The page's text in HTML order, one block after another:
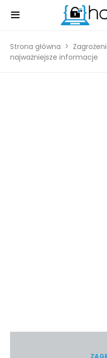
Strona główna
najważniejsze informacje